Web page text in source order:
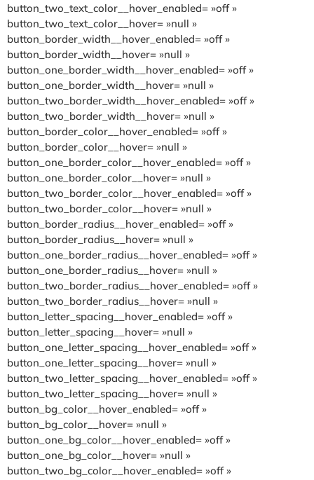
button_two_text_color__hover_enabled= »off »
button_two_text_color__hover= »null »
button_border_width__hover_enabled= »off »
button_border_width__hover= »null »
button_one_border_width__hover_enabled= »off »
button_one_border_width__hover= »null »
button_two_border_width__hover_enabled= »off »
button_two_border_width__hover= »null »
button_border_color__hover_enabled= »off »
button_border_color__hover= »null »
button_one_border_color__hover_enabled= »off »
button_one_border_color__hover= »null »
button_two_border_color__hover_enabled= »off »
button_two_border_color__hover= »null »
button_border_radius__hover_enabled= »off »
button_border_radius__hover= »null »
button_one_border_radius__hover_enabled= »off »
button_one_border_radius__hover= »null »
button_two_border_radius__hover_enabled= »off »
button_two_border_radius__hover= »null »
button_letter_spacing__hover_enabled= »off »
button_letter_spacing__hover= »null »
button_one_letter_spacing__hover_enabled= »off »
button_one_letter_spacing__hover= »null »
button_two_letter_spacing__hover_enabled= »off »
button_two_letter_spacing__hover= »null »
button_bg_color__hover_enabled= »off »
button_bg_color__hover= »null »
button_one_bg_color__hover_enabled= »off »
button_one_bg_color__hover= »null »
button_two_bg_color__hover_enabled= »off »